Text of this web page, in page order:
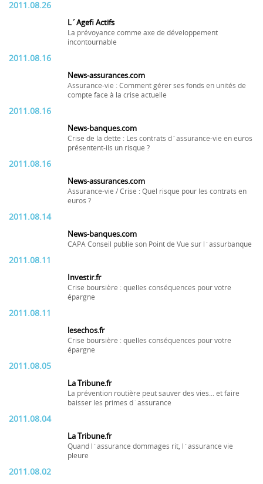
2011.08.26
L´Agefi Actifs
La prévoyance comme axe de développement
incontournable
2011.08.16
News-assurances.com
Assurance-vie : Comment gérer ses fonds en unités de
compte face à la crise actuelle
2011.08.16
News-banques.com
Crise de la dette : Les contrats d´assurance-vie en euros
présentent-ils un risque ?
2011.08.16
News-assurances.com
Assurance-vie / Crise : Quel risque pour les contrats en
euros ?
2011.08.14
News-banques.com
CAPA Conseil publie son Point de Vue sur l´assurbanque
2011.08.11
Investir.fr
Crise boursière : quelles conséquences pour votre
épargne
2011.08.11
lesechos.fr
Crise boursière : quelles conséquences pour votre
épargne
2011.08.05
La Tribune.fr
La prévention routière peut sauver des vies... et faire
baisser les primes d´assurance
2011.08.04
La Tribune.fr
Quand l´assurance dommages rit, l´assurance vie
pleure
2011.08.02